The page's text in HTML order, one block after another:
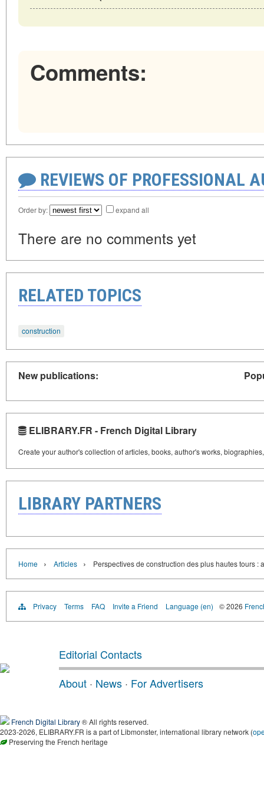
Comments:
REVIEWS OF PROFESSIONAL
Order by: expand all
There are no comments yet
RELATED TOPICS
construction
New publications:
ELIBRARY.FR - French Digital Library
Create your author's collection of articles, books, author's works,
LIBRARY PARTNERS
Home › Articles › Perspectives de construction des plus hautes tours :
Privacy Terms FAQ Invite a Friend Language (en) © 2026
Editorial Contacts
About · News · For Advertisers
French Digital Library® All rights reserved.
2023-2026, ELIBRARY.FR is a part of Libmonster, international library network (
Preserving the French heritage